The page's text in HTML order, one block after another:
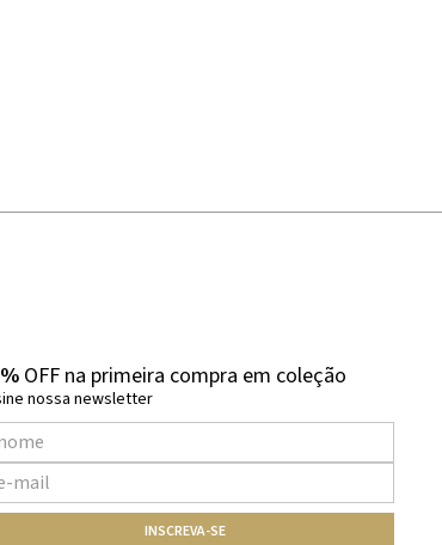
OFF na primeira compra em coleção
nossa newsletter
INSCREVA-SE